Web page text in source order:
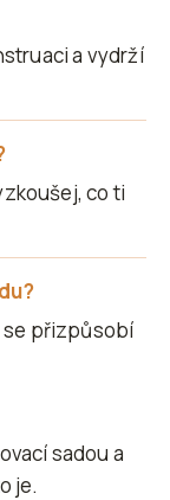
a vydrží
co ti
se přizpůsobí
sadou a
je.